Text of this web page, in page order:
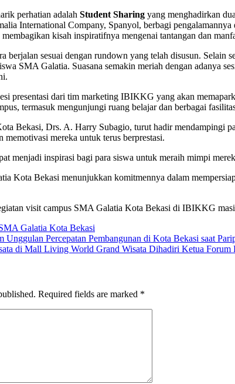
perhatian adalah Student Sharing yang menghadirkan
International Company, Spanyol, berbagi
kisah inspiratifnya mengenai tantangan dan
berjalan sesuai dengan rundown yang telah disusun.
SMA Galatia. Suasana semakin meriah dengan adanya
presentasi dari tim marketing IBIKKG yang akan
termasuk mengunjungi ruang belajar dan berbagai
Bekasi, Drs. A. Harry Subagio, turut hadir mendampingi
memotivasi mereka untuk terus berprestasi.
menjadi inspirasi bagi para siswa untuk meraih mimpi
Kota Bekasi menunjukkan komitmennya dalam
visit campus SMA Galatia Kota Bekasi di IBIKKG
Galatia Kota Bekasi
Unggulan Percepatan Pembangunan di Kota Bekasi saat
di Mall Living World Grand Wisata Dihadiri Ketua Forum
Required fields are marked *